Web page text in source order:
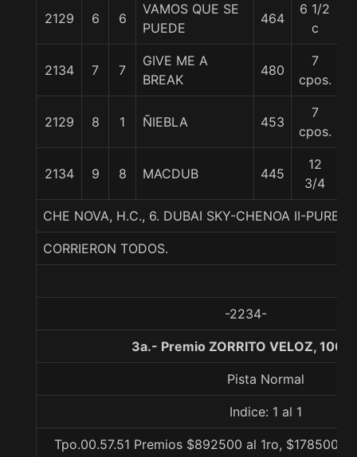
2129 6 6
VAMOS QUE SE
PUEDE
464
6 1/2
c
2134 7 7
GIVE ME A
BREAK
480
7
cpos.
2129 8 1 ÑIEBLA 453
7
cpos.
2134 9 8 MACDUB 445
12
3/4
CHE NOVA, H.C., 6. DUBAI SKY-CHENOA II-PURE
CORRIERON TODOS.
-2234-
3a.- Premio ZORRITO VELOZ,
Pista Normal
Indice: 1 al 1
Tpo.00.57.51 Premios $892500 al 1ro, $178500